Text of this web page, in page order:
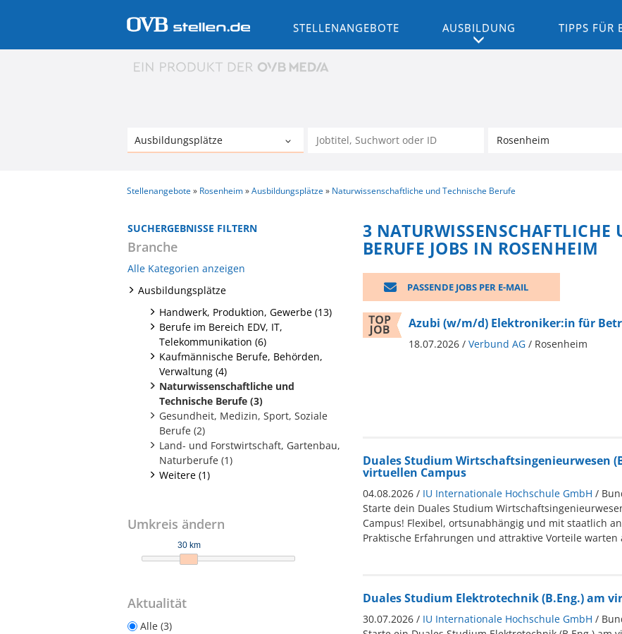
STELLENANGEBOTE AUSBILDUNG TIPPS FÜR
Stellenangebote Rosenheim Ausbildungsplätze Naturwissenschaftliche und Technische Berufe
SUCHERGEBNISSE FILTERN
Branche
Alle Kategorien anzeigen
Ausbildungsplätze
Handwerk, Produktion, Gewerbe (13)
Berufe im Bereich EDV, IT,
Telekommunikation (6)
Kaufmännische Berufe, Behörden,
Verwaltung (4)
Naturwissenschaftliche und
Technische Berufe (3)
Gesundheit, Medizin, Sport, Soziale
Berufe (2)
Land- und Forstwirtschaft, Gartenbau,
Naturberufe (1)
Weitere (1)
Umkreis ändern
30 km
Aktualität
Alle (3)
3 NATURWISSENSCHAFTLICHE
BERUFE JOBS IN ROSENHEIM
PASSENDE JOBS PER E-MAIL
Azubi (w/m/d) Elektroniker:in für
18.07.2026 / Verbund AG / Rosenheim
Duales Studium Wirtschaftsingenieurwesen
virtuellen Campus
04.08.2026 / IU Internationale Hochschule GmbH /
Starte dein Duales Studium
Campus! Flexibel, ortsunabhängig und mit staatlich
Praktische Erfahrungen und attraktive Vorteile warten
Duales Studium Elektrotechnik (B.Eng.) am
30.07.2026 / IU Internationale Hochschule GmbH /